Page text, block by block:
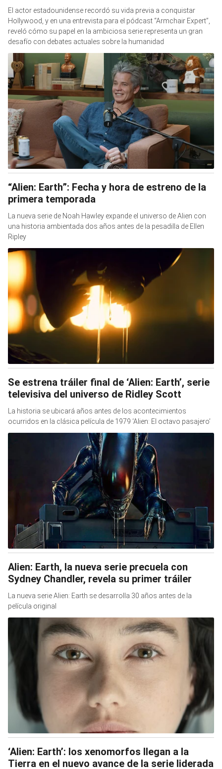
El actor estadounidense recordó su vida previa a conquistar
Hollywood, y en una entrevista para el pódcast “Armchair Expert”,
reveló cómo su papel en la ambiciosa serie representa un gran
desafío con debates actuales sobre la humanidad
“Alien: Earth”: Fecha y hora de estreno de la
primera temporada
La nueva serie de Noah Hawley expande el universo de Alien con
una historia ambientada dos años antes de la pesadilla de Ellen
Ripley
Se estrena tráiler final de ‘Alien: Earth’, serie
televisiva del universo de Ridley Scott
La historia se ubicará años antes de los acontecimientos
ocurridos en la clásica película de 1979 ‘Alien: El octavo pasajero’
Alien: Earth, la nueva serie precuela con
Sydney Chandler, revela su primer tráiler
La nueva serie Alien: Earth se desarrolla 30 años antes de la
película original
‘Alien: Earth’: los xenomorfos llegan a la
Tierra en el nuevo avance de la serie liderada